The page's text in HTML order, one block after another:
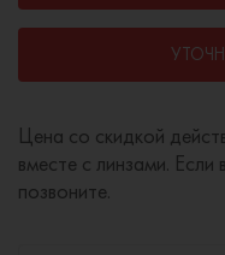
Цена со скидкой
вместе с линзами. Если
позвоните.